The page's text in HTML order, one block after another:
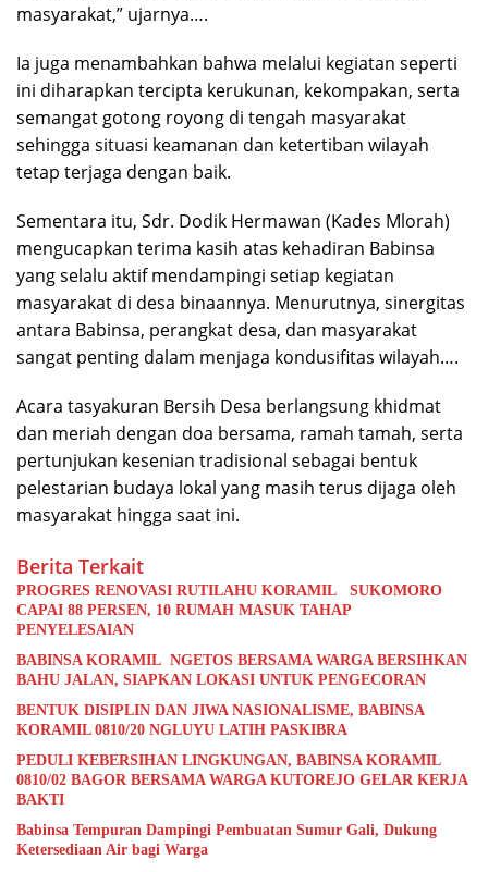
masyarakat,” ujarnya….
Ia juga menambahkan bahwa melalui kegiatan seperti
ini diharapkan tercipta kerukunan, kekompakan, serta
semangat gotong royong di tengah masyarakat
sehingga situasi keamanan dan ketertiban wilayah
tetap terjaga dengan baik.
Sementara itu, Sdr. Dodik Hermawan (Kades Mlorah)
mengucapkan terima kasih atas kehadiran Babinsa
yang selalu aktif mendampingi setiap kegiatan
masyarakat di desa binaannya. Menurutnya, sinergitas
antara Babinsa, perangkat desa, dan masyarakat
sangat penting dalam menjaga kondusifitas wilayah….
Acara tasyakuran Bersih Desa berlangsung khidmat
dan meriah dengan doa bersama, ramah tamah, serta
pertunjukan kesenian tradisional sebagai bentuk
pelestarian budaya lokal yang masih terus dijaga oleh
masyarakat hingga saat ini.
Berita Terkait
PROGRES RENOVASI RUTILAHU KORAMIL SUKOMORO
CAPAI 88 PERSEN, 10 RUMAH MASUK TAHAP
PENYELESAIAN
BABINSA KORAMIL NGETOS BERSAMA WARGA BERSIHKAN
BAHU JALAN, SIAPKAN LOKASI UNTUK PENGECORAN
BENTUK DISIPLIN DAN JIWA NASIONALISME, BABINSA
KORAMIL 0810/20 NGLUYU LATIH PASKIBRA
PEDULI KEBERSIHAN LINGKUNGAN, BABINSA KORAMIL
0810/02 BAGOR BERSAMA WARGA KUTOREJO GELAR KERJA
BAKTI
Babinsa Tempuran Dampingi Pembuatan Sumur Gali, Dukung
Ketersediaan Air bagi Warga